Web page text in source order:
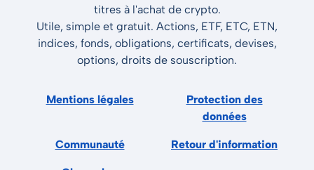
titres à l'achat de crypto.
Utile, simple et gratuit. Actions, ETF, ETC, ETN,
indices, fonds, obligations, certificats, devises,
options, droits de souscription.
Mentions légales
Protection des
données
Communauté Retour d'information